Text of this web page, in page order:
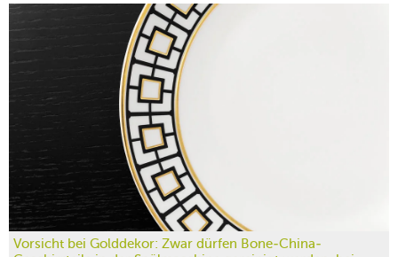
Vorsicht bei Golddekor: Zwar dürfen Bone-China-